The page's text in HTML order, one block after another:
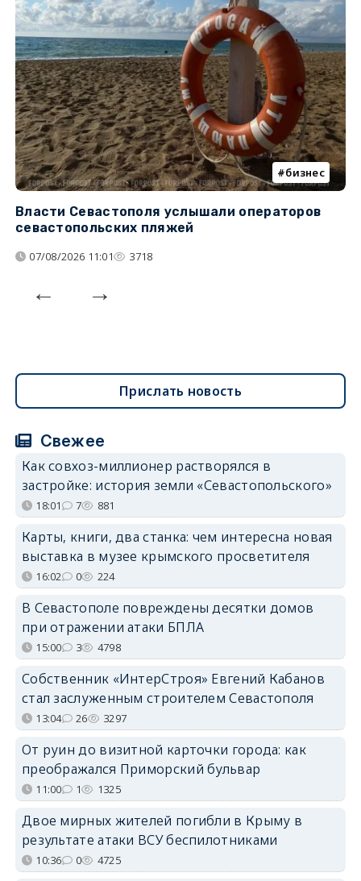
бизнес
Власти Севастополя услышали операторов
севастопольских пляжей
07/08/2026 11:01 3718
Прислать новость
Свежее
Как совхоз-миллионер растворялся в
застройке: история земли «Севастопольского»
18:01 7 881
Карты, книги, два станка: чем интересна новая
выставка в музее крымского просветителя
16:02 0 224
В Севастополе повреждены десятки домов
при отражении атаки БПЛА
15:00 3 4798
Собственник «ИнтерСтроя» Евгений Кабанов
стал заслуженным строителем Севастополя
13:04 26 3297
От руин до визитной карточки города: как
преображался Приморский бульвар
11:00 1 1325
Двое мирных жителей погибли в Крыму в
результате атаки ВСУ беспилотниками
10:36 0 4725